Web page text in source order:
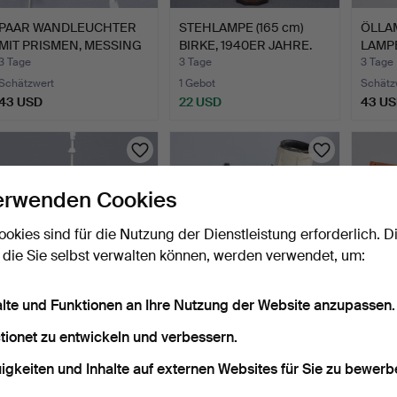
PAAR WANDLEUCHTER
MIT PRISMEN, MESSING
K…
Tage
USD
STEHLAMPE (165 cm)
BIRKE, 1940ER JAHRE.
3 Tage
1 Gebot
22 USD
3 Tage
43
1970ER JAHRE.
Gebote
AUS SCHMIEDEEISEN,
Schätzwert
Cookies
sind für die Nutzung der Dienstleistung erforderlich.
Sie selbst verwalten können, werden verwendet, um:
und Funktionen an Ihre Nutzung der Website anzupassen.
zu entwickeln und verbessern.
und Inhalte auf externen Websites für Sie zu